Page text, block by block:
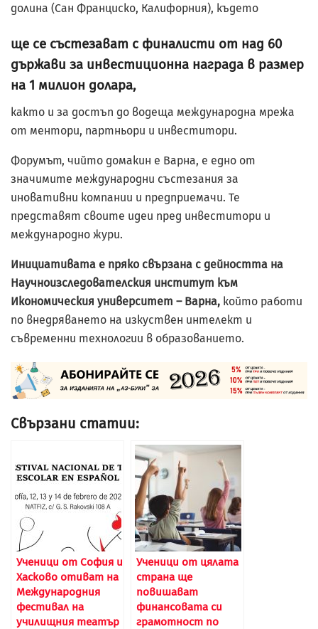
долина (Сан Франциско, Калифорния), където
ще се състезават с финалисти от над 60
държави за инвестиционна награда в размер
на 1 милион долара,
както и за достъп до водеща международна мрежа
от ментори, партньори и инвеститори.
Форумът, чийто домакин е Варна, е едно от
значимите международни състезания за
иновативни компании и предприемачи. Те
представят своите идеи пред инвеститори и
международно жури.
Инициативата е пряко свързана с дейността на
Научноизследователския институт към
Икономическия университет – Варна, който работи
по внедряването на изкуствен интелект и
съвременни технологии в образованието.
Свързани статии:
Ученици от София и
Хасково отиват на
Международния
фестивал на
училищния театър
Ученици от цялата
страна ще
повишават
финансовата си
грамотност по